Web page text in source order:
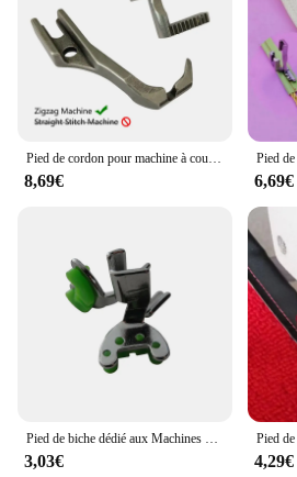
Pied de cordon pour machine à coudre à pied de marche, pied de soudure uniquement, machine Zigzag, 106-RP
8,69€ 6,69€
Pied de biche dédié aux Machines à coudre Vintage, multifonction, pour la maison, 1 pièce, 2019, nouveauté, CY-708
3,03€ 4,29€